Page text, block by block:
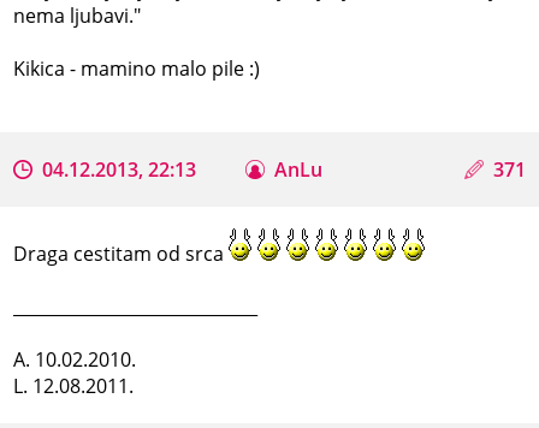
nema ljubavi."
Kikica - mamino malo pile :)
04.12.2013, 22:13 AnLu 371
Draga cestitam od srca
A. 10.02.2010.
L. 12.08.2011.